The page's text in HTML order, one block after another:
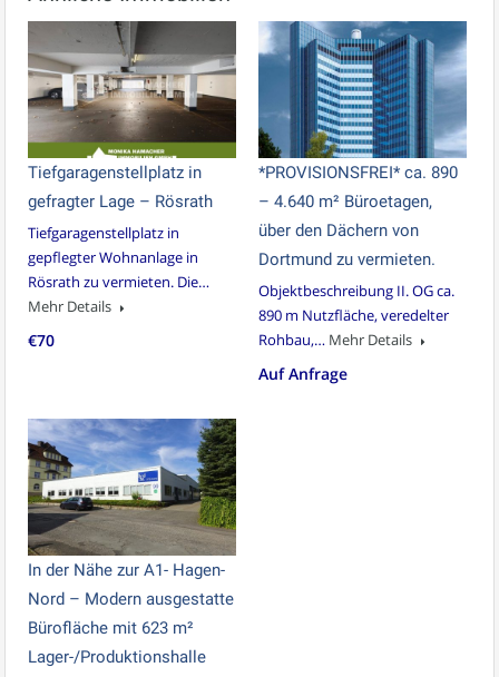
Tiefgaragenstellplatz in
gefragter Lage – Rösrath
Tiefgaragenstellplatz in
gepflegter Wohnanlage in
Rösrath zu vermieten. Die…
Mehr Details
€70
*PROVISIONSFREI* ca. 890
– 4.640 m² Büroetagen,
über den Dächern von
Dortmund zu vermieten.
Objektbeschreibung II. OG ca.
890 m Nutzfläche, veredelter
Rohbau,… Mehr Details
Auf Anfrage
In der Nähe zur A1- Hagen-
Nord – Modern ausgestatte
Bürofläche mit 623 m²
Lager-/Produktionshalle